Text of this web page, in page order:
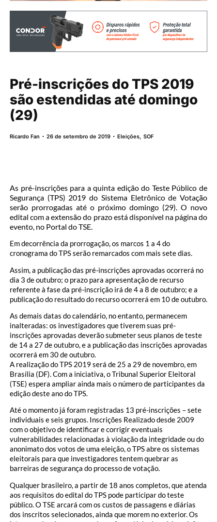
Pré-inscrições do TPS 2019
são estendidas até domingo
(29)
Ricardo Fan 26 de setembro de 2019 Eleições,SOF
As pré-inscrições para a quinta edição do Teste Público de
Segurança (TPS) 2019 do Sistema Eletrônico de Votação
serão prorrogadas até o próximo domingo (29). O novo
edital com a extensão do prazo está disponível na página do
evento, no Portal do TSE.
Em decorrência da prorrogação, os marcos 1 a 4 do
cronograma do TPS serão remarcados com mais sete dias.
Assim, a publicação das pré-inscrições aprovadas ocorrerá no
dia 3 de outubro; o prazo para apresentação de recurso
referente à fase da pré-inscrição irá de 4 a 8 de outubro; e a
publicação do resultado do recurso ocorrerá em 10 de outubro.
As demais datas do calendário, no entanto, permanecem
inalteradas: os investigadores que tiverem suas pré-
inscrições aprovadas deverão submeter seus planos de teste
de 14 a 27 de outubro, e a publicação das inscrições aprovadas
ocorrerá em 30 de outubro.
A realização do TPS 2019 será de 25 a 29 de novembro, em
Brasília (DF). Com a iniciativa, o Tribunal Superior Eleitoral
(TSE) espera ampliar ainda mais o número de participantes da
edição deste ano do TPS.
Até o momento já foram registradas 13 pré-inscrições – sete
individuais e seis grupos. Inscrições Realizado desde 2009
com o objetivo de identificar e corrigir eventuais
vulnerabilidades relacionadas à violação da integridade ou do
anonimato dos votos de uma eleição, o TPS abre os sistemas
eleitorais para que investigadores tentem quebrar as
barreiras de segurança do processo de votação.
Qualquer brasileiro, a partir de 18 anos completos, que atenda
aos requisitos do edital do TPS pode participar do teste
público. O TSE arcará com os custos de passagens e diárias
dos inscritos selecionados, ainda que morem no exterior. Os